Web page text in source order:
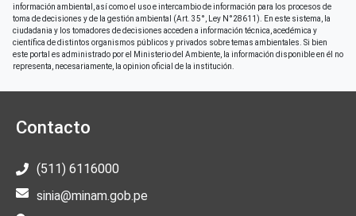
información ambiental, así como el uso e intercambio de información para los procesos de
toma de decisiones y de la gestión ambiental (Art. 35°, Ley N°28611). En este sistema, la
ciudadania y los tomadores de decisiones acceden a información técnica, acedémica y
científica de distintos organismos públicos y privados sobre temas ambientales. Si bien
este portal es administrado por el Ministerio del Ambiente, la información disponible en él no
representa, necesariamente, la opinion oficial de la institución.
Contacto
(511) 6116000
sinia@minam.gob.pe